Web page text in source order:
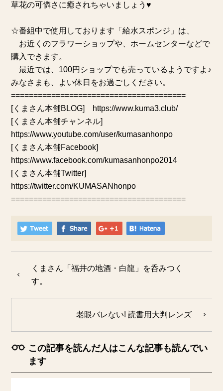
草花の可憐さに癒されちゃいましょう♥
☆番組中で使用しております「給水スポンジ」は、
お近くのフラワーショップや、ホームセンターなどで
購入できます。
最近では、100円ショップでも売っているようですよ♪
みなさまも、よい休日をお過ごしください。
=======================================
[くまさん本舗BLOG] https://www.kuma3.club/
[くまさん本舗チャンネル]
https://www.youtube.com/user/kumasanhonpo
[くまさん本舗Facebook]
https://www.facebook.com/kumasanhonpo2014
[くまさん本舗Twitter]
https://twitter.com/KUMASANhonpo
=======================================
くまさん「福井の地酒・白龍」を呑みつく
す。
老眼バレない! 読書用大判レンズ
この記事を読んだ人はこんな記事も読んでい
ます